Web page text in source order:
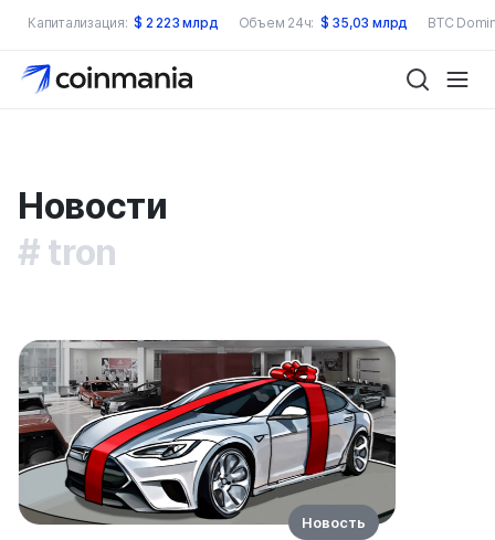
Капитализация: $ 2 223 млрд Объем 24ч: $ 35,03 млрд BTC
Новости
tron
Новость